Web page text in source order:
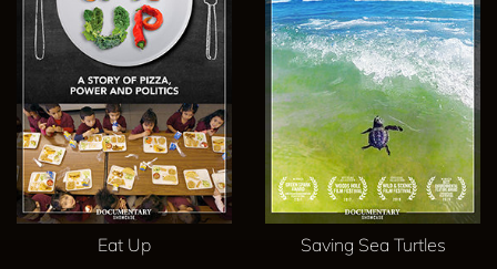
Eat Up Saving Sea Turtles